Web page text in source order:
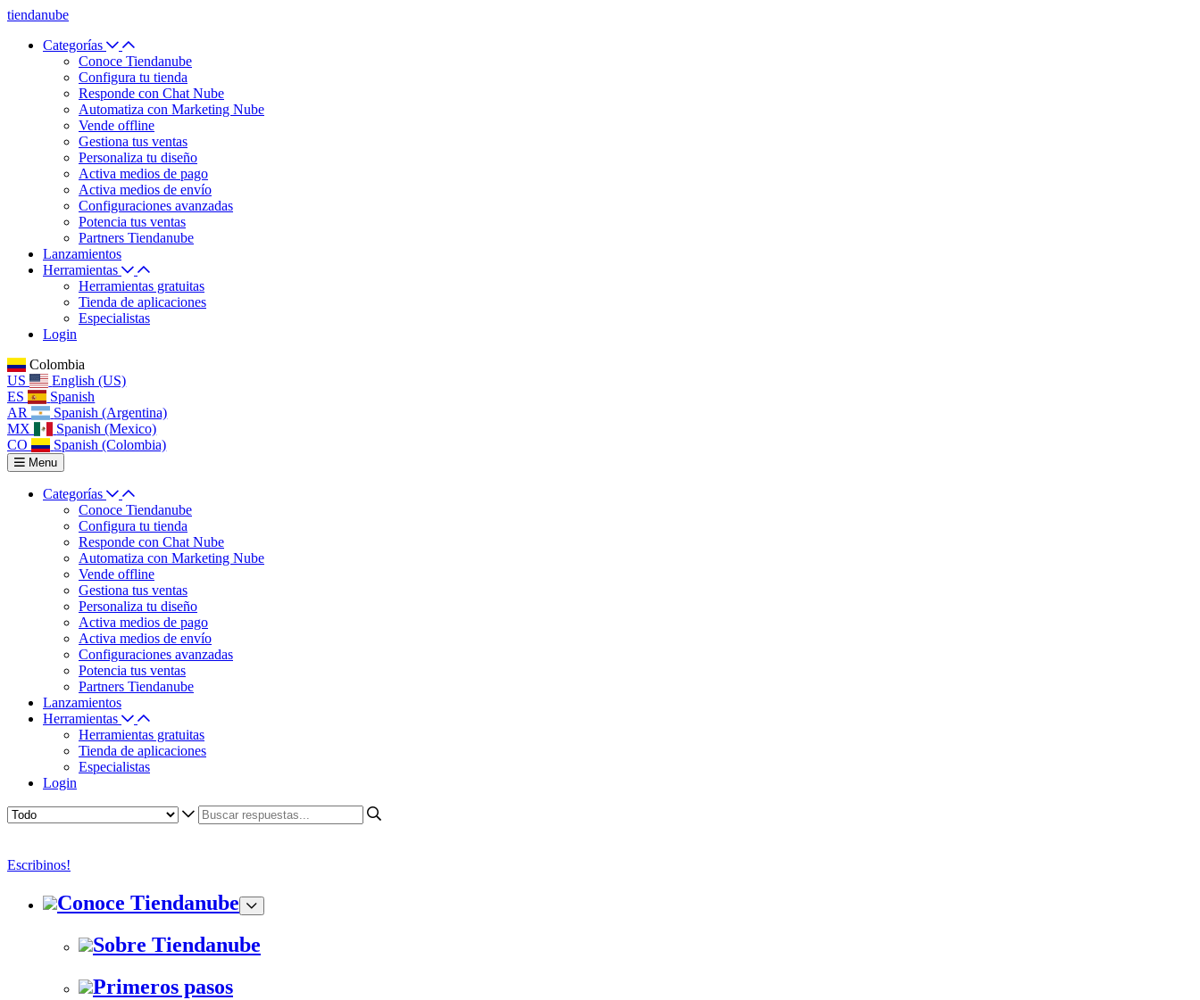
tiendanube
Categorías
Conoce Tiendanube
Configura tu tienda
Responde con Chat Nube
Automatiza con Marketing Nube
Vende offline
Gestiona tus ventas
Personaliza tu diseño
Activa medios de pago
Activa medios de envío
Configuraciones avanzadas
Potencia tus ventas
Partners Tiendanube
Lanzamientos
Herramientas
Herramientas gratuitas
Tienda de aplicaciones
Especialistas
Login
Colombia
US
English (US)
ES
Spanish
AR
Spanish (Argentina)
MX
Spanish (Mexico)
CO
Spanish (Colombia)
Menu
Categorías
Conoce Tiendanube
Configura tu tienda
Responde con Chat Nube
Automatiza con Marketing Nube
Vende offline
Gestiona tus ventas
Personaliza tu diseño
Activa medios de pago
Activa medios de envío
Configuraciones avanzadas
Potencia tus ventas
Partners Tiendanube
Lanzamientos
Herramientas
Herramientas gratuitas
Tienda de aplicaciones
Especialistas
Login
Escribinos!
Conoce Tiendanube
Sobre Tiendanube
Primeros pasos